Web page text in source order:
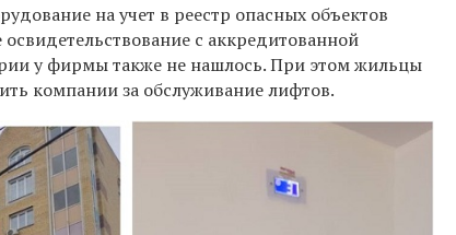
на учет в реестр опасных объектов
с аккредитованной
у фирмы также не нашлось. При этом жильцы
компании за обслуживание лифтов.